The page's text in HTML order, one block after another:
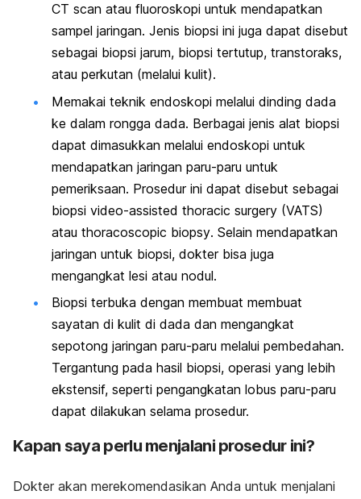
CT scan atau fluoroskopi untuk mendapatkan
sampel jaringan. Jenis biopsi ini juga dapat disebut
sebagai biopsi jarum, biopsi tertutup, transtoraks,
atau perkutan (melalui kulit).
Memakai teknik endoskopi melalui dinding dada
ke dalam rongga dada. Berbagai jenis alat biopsi
dapat dimasukkan melalui endoskopi untuk
mendapatkan jaringan paru-paru untuk
pemeriksaan. Prosedur ini dapat disebut sebagai
biopsi video-assisted thoracic surgery (VATS)
atau thoracoscopic biopsy. Selain mendapatkan
jaringan untuk biopsi, dokter bisa juga
mengangkat lesi atau nodul.
Biopsi terbuka dengan membuat membuat
sayatan di kulit di dada dan mengangkat
sepotong jaringan paru-paru melalui pembedahan.
Tergantung pada hasil biopsi, operasi yang lebih
ekstensif, seperti pengangkatan lobus paru-paru
dapat dilakukan selama prosedur.
Kapan saya perlu menjalani prosedur ini?
Dokter akan merekomendasikan Anda untuk menjalani